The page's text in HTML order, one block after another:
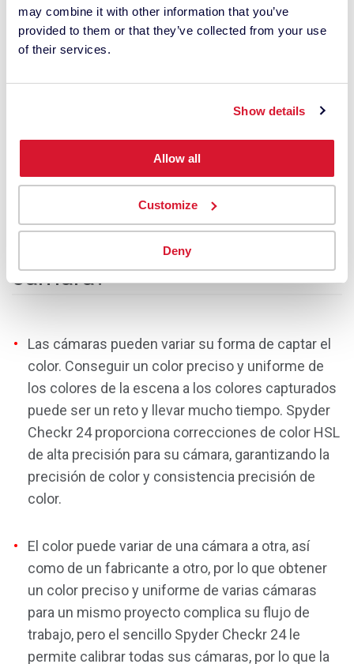
may combine it with other information that you’ve
provided to them or that they’ve collected from your use
of their services.
Show details
Allow all
Customize
Deny
¿Por qué calibrar el color de la
cámara?
Las cámaras pueden variar su forma de captar el
color. Conseguir un color preciso y uniforme de
los colores de la escena a los colores capturados
puede ser un reto y llevar mucho tiempo. Spyder
Checkr 24 proporciona correcciones de color HSL
de alta precisión para su cámara, garantizando la
precisión de color y consistencia precisión de
color.
El color puede variar de una cámara a otra, así
como de un fabricante a otro, por lo que obtener
un color preciso y uniforme de varias cámaras
para un mismo proyecto complica su flujo de
trabajo, pero el sencillo Spyder Checkr 24 le
permite calibrar todas sus cámaras, por lo que la